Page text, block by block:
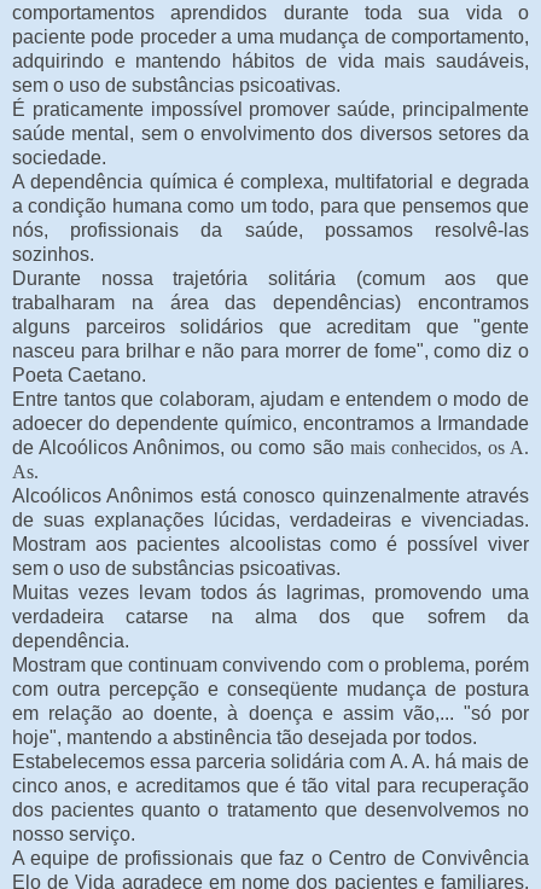
comportamentos aprendidos durante toda sua vida o
paciente pode proceder a uma mudança de comportamento,
adquirindo e mantendo hábitos de vida mais saudáveis,
sem o uso de substâncias psicoativas.
É praticamente impossível promover saúde, principalmente
saúde mental, sem o envolvimento dos diversos setores da
sociedade.
A dependência química é complexa, multifatorial e degrada
a condição humana como um todo, para que pensemos que
nós, profissionais da saúde, possamos resolvê-las
sozinhos.
Durante nossa trajetória solitária (comum aos que
trabalharam na área das dependências) encontramos
alguns parceiros solidários que acreditam que "gente
nasceu para brilhar e não para morrer de fome", como diz o
Poeta Caetano.
Entre tantos que colaboram, ajudam e entendem o modo de
adoecer do dependente químico, encontramos a Irmandade
de Alcoólicos Anônimos, ou como são mais conhecidos, os A.
As.
Alcoólicos Anônimos está conosco quinzenalmente através
de suas explanações lúcidas, verdadeiras e vivenciadas.
Mostram aos pacientes alcoolistas como é possível viver
sem o uso de substâncias psicoativas.
Muitas vezes levam todos ás lagrimas, promovendo uma
verdadeira catarse na alma dos que sofrem da
dependência.
Mostram que continuam convivendo com o problema, porém
com outra percepção e conseqüente mudança de postura
em relação ao doente, à doença e assim vão,... "só por
hoje", mantendo a abstinência tão desejada por todos.
Estabelecemos essa parceria solidária com A. A. há mais de
cinco anos, e acreditamos que é tão vital para recuperação
dos pacientes quanto o tratamento que desenvolvemos no
nosso serviço.
A equipe de profissionais que faz o Centro de Convivência
Elo de Vida agradece em nome dos pacientes e familiares,